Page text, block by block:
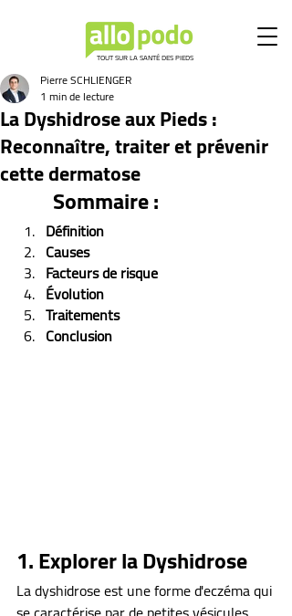
TOUT SUR LA SANTÉ DES PIEDS
La Dyshidrose aux Pieds :
Reconnaître, traiter et prévenir
cette dermatose
Pierre SCHLIENGER
1 min de lecture
Sommaire :
Définition
Causes
Facteurs de risque
Évolution
Traitements
Conclusion
1. Explorer la Dyshidrose
La dyshidrose est une forme d'eczéma qui